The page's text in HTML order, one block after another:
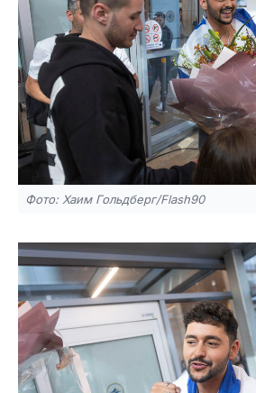
Фото: Хаим Гольдберг/Flash90